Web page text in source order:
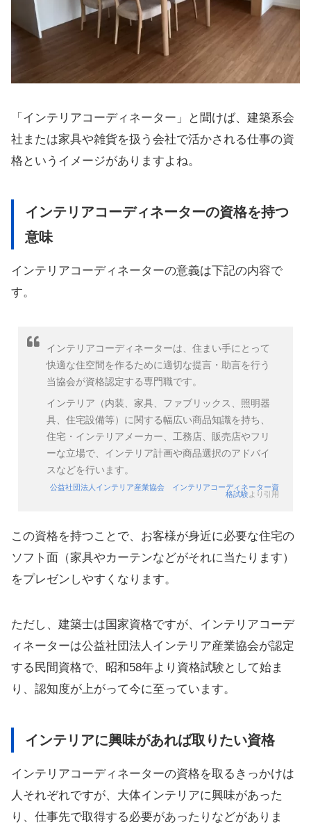
「インテリアコーディネーター」と聞けば、建築系会
社または家具や雑貨を扱う会社で活かされる仕事の資
格というイメージがありますよね。
インテリアコーディネーターの資格を持つ
意味
インテリアコーディネーターの意義は下記の内容で
す。
インテリアコーディネーターは、住まい手にとって
快適な住空間を作るために適切な提言・助言を行う
当協会が資格認定する専門職です。
インテリア（内装、家具、ファブリックス、照明器
具、住宅設備等）に関する幅広い商品知識を持ち、
住宅・インテリアメーカー、工務店、販売店やフリ
ーな立場で、インテリア計画や商品選択のアドバイ
スなどを行います。
公益社団法人インテリア産業協会 インテリアコーディネーター資
格試験より引用
この資格を持つことで、お客様が身近に必要な住宅の
ソフト面（家具やカーテンなどがそれに当たります）
をプレゼンしやすくなります。
ただし、建築士は国家資格ですが、インテリアコーデ
ィネーターは公益社団法人インテリア産業協会が認定
する民間資格で、昭和58年より資格試験として始ま
り、認知度が上がって今に至っています。
インテリアに興味があれば取りたい資格
インテリアコーディネーターの資格を取るきっかけは
人それぞれですが、大体インテリアに興味があった
り、仕事先で取得する必要があったりなどがありま